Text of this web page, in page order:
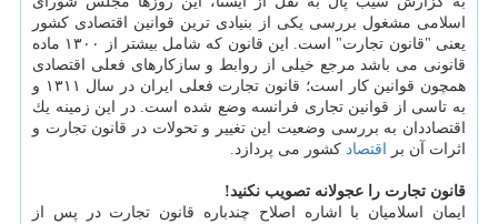
اسلامی مشغول بررسی یكی از بنیادی ترین قوانین اقتصادی كشور
یعنی "قانون تجارت" است. این قانون كه شامل بیشتر از ۱۳۰۰ ماده
قانونی می باشد مرجع خیلی از روابط و سازكارهای فعلی اقتصادی
همچون قوانین كار است؛ قانون تجارت فعلی ایران در سال ۱۳۱۱ و
به تاسی از قوانین تجاری فرانسه وضع شده است. در این زمینه یك
اقتصاددان به بررسی وضعیت این تغییر و تحولات در قانون تجارت و
اثرات آن بر
اقتصاد كشور می پردازد.
قانون تجارت را عجولانه تصویب نكنید!
ایمان اسلامیان با اشاره اصلاح چندباره قانون تجارت در پس از